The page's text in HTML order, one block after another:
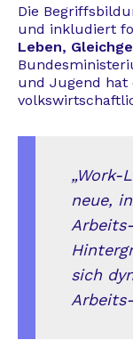
Die
und inkludiert
Leben,
und Jugend hat
„Work-
neue,
sich